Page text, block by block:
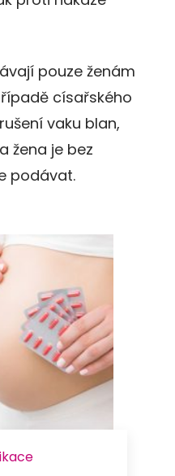
pouze ženám
císařského
vaku blan,
žena je bez
podávat.